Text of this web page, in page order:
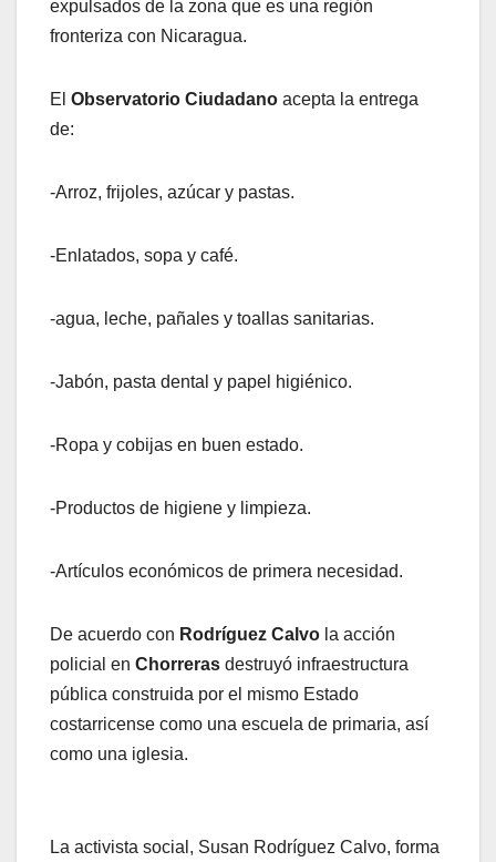
expulsados de la zona que es una región
fronteriza con Nicaragua.
El Observatorio Ciudadano acepta la entrega
de:
-Arroz, frijoles, azúcar y pastas.
-Enlatados, sopa y café.
-agua, leche, pañales y toallas sanitarias.
-Jabón, pasta dental y papel higiénico.
-Ropa y cobijas en buen estado.
-Productos de higiene y limpieza.
-Artículos económicos de primera necesidad.
De acuerdo con Rodríguez Calvo la acción
policial en Chorreras destruyó infraestructura
pública construida por el mismo Estado
costarricense como una escuela de primaria, así
como una iglesia.
La activista social, Susan Rodríguez Calvo, forma